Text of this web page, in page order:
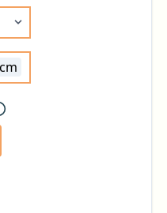
cm
tafelkleed af te laten werken
geen afwerking (niet